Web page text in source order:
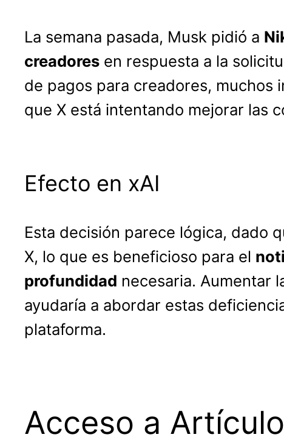
La semana pasada, Musk pidió a
creadores en respuesta a la
de pagos para creadores, muchos
que X está intentando mejorar las
Efecto en xAI
Esta decisión parece lógica, dado
X, lo que es beneficioso para el
profundidad necesaria. Aumentar
ayudaría a abordar estas
plataforma.
Acceso a